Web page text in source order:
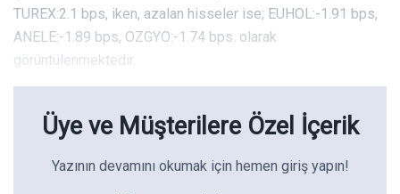
TUREX:2.1 bps, iken, azalan hisseler ise; EUHOL:-1.91 bps,
ANELE:-1.89 bps, OZGYO:-1.74 bps. olarak
görüntülenmektedir.
Üye ve Müşterilere Özel İçerik
Yazının devamını okumak için hemen giriş yapın!